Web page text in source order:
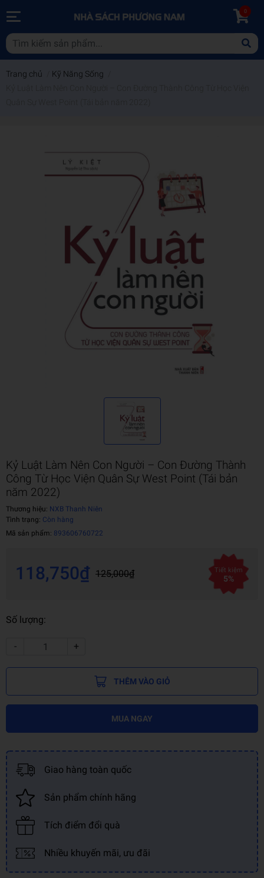
0
Trang chủ Kỹ Năng Sống
Kỷ Luật Làm Nên Con Người – Con Đường Thành
Công Từ Học Viện Quân Sự West Point (Tái bản
năm 2022)
Thương hiệu: NXB Thanh Niên
Tình trạng: Còn hàng
Mã sản phẩm: 893606760722
118,750₫ 125,000₫ Tiết kiệm
5%
Số lượng:
- +
THÊM VÀO GIỎ
MUA NGAY
Giao hàng toàn quốc
Sản phẩm chính hãng
Tích điểm đổi quà
Nhiều khuyến mãi, ưu đãi